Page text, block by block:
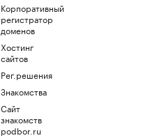
Корпоративный
регистратор
доменов
Хостинг
сайтов
Рег.решения
Знакомства
Сайт
знакомств
podbor.ru